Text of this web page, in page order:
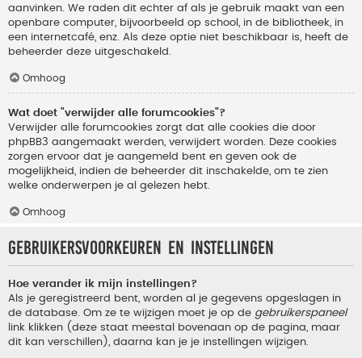
aanvinken. We raden dit echter af als je gebruik maakt van een
openbare computer, bijvoorbeeld op school, in de bibliotheek, in
een internetcafé, enz. Als deze optie niet beschikbaar is, heeft de
beheerder deze uitgeschakeld.
Omhoog
Wat doet "verwijder alle forumcookies"?
Verwijder alle forumcookies zorgt dat alle cookies die door
phpBB3 aangemaakt werden, verwijdert worden. Deze cookies
zorgen ervoor dat je aangemeld bent en geven ook de
mogelijkheid, indien de beheerder dit inschakelde, om te zien
welke onderwerpen je al gelezen hebt.
Omhoog
Gebruikersvoorkeuren en instellingen
Hoe verander ik mijn instellingen?
Als je geregistreerd bent, worden al je gegevens opgeslagen in
de database. Om ze te wijzigen moet je op de gebruikerspaneel
link klikken (deze staat meestal bovenaan op de pagina, maar
dit kan verschillen), daarna kan je je instellingen wijzigen.